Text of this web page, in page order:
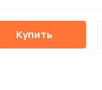
Купить